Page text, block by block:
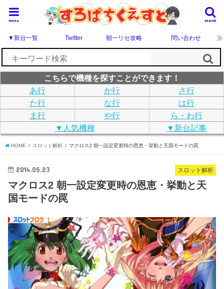
search
menu
▼新台一覧 Twitter 朝一リセ攻略 問い合わせ
こちらで機種を探すことができます！
あ行
か行
さ行
た行
な行
は行
ま行
や行
ら・わ行
▼人気機種
▼新台記事
HOME スロット解析 マクロス2 朝一設定変更時の恩恵・挙動と天国モードの罠
スロット解析
2014.05.23
マクロス2 朝一設定変更時の恩恵・挙動と天
国モードの罠